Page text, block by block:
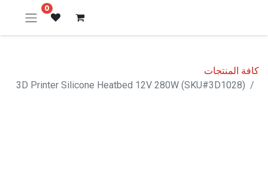
0
كافة المنتجات
3D Printer Silicone Heatbed 12V 280W (SKU#3D1028)